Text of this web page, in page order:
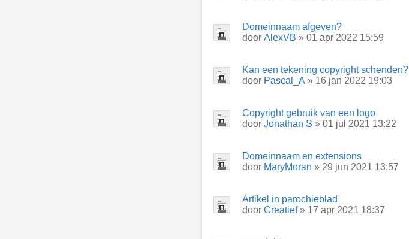
Domeinnaam afgeven?
door AlexVB » 01 apr 2022 15:59
Kan een tekening copyright schenden?
door Pascal_A » 16 jan 2022 19:03
Copyright gebruik van een logo
door Jonathan S » 01 jul 2021 13:22
Domeinnaam en extensions
door MaryMoran » 29 jun 2021 13:57
Artikel in parochieblad
door Creatief» 17 apr 2021 18:37